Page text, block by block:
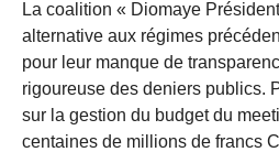
La coalition « Diomaye
alternative aux régimes
pour leur manque de
rigoureuse des deniers publics.
sur la gestion du budget du
centaines de millions de francs